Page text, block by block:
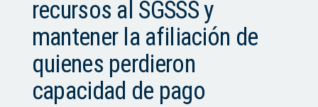
recursos al SGSSS y
mantener la afiliación de
quienes perdieron
capacidad de pago